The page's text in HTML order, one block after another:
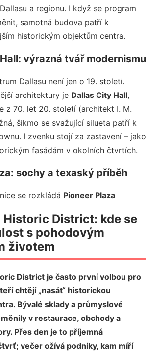
a regionu. I když se program
samotná budova patří k
historickým objektům centra.
výrazná tvář modernismu
Dallasu není jen o 19. století.
architektury je Dallas City Hall,
z 70. let 20. století (architekt I. M.
šikmo se svažující silueta patří k
I zvenku stojí za zastavení – jako
fasádám v okolních čtvrtích.
sochy a texaský příběh
se rozkládá Pioneer Plaza
Historic District: kde se
s pohodovým
životem
District je často první volbou pro
chtějí „nasát“ historickou
Bývalé sklady a průmyslové
v restaurace, obchody a
Přes den je to příjemná
večer ožívá podniky, kam míří